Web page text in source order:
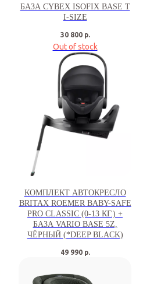
БАЗА CYBEX ISOFIX BASE T
I-SIZE
30 800 р.
Out of stock
КОМПЛЕКТ АВТОКРЕСЛО
BRITAX ROEMER BABY-SAFE
PRO CLASSIC (0-13 КГ.) +
БАЗА VARIO BASE 5Z,
ЧЁРНЫЙ (*DEEP BLACK)
49 990 р.